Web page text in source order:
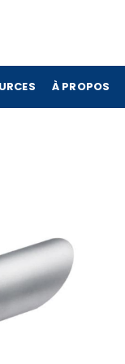
À PROPOS